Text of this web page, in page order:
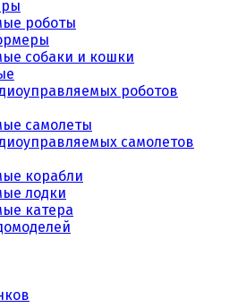
роботы
собаки и кошки
роботов
самолеты
самолетов
корабли
лодки
катера